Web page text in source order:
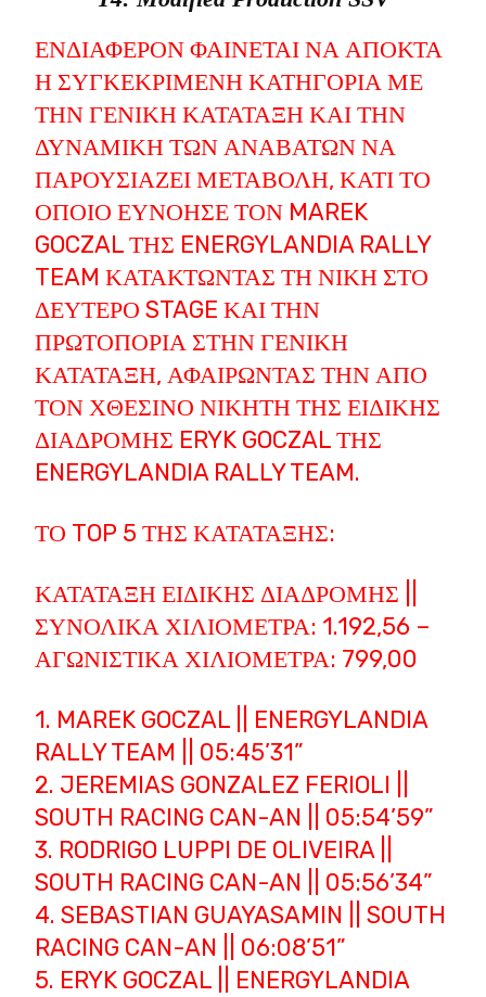
ΕΝΔΙΑΦΈΡΟΝ ΦΑΊΝΕΤΑΙ ΝΑ ΑΠΟΚΤΆ
Η ΣΥΓΚΕΚΡΙΜΈΝΗ ΚΑΤΗΓΟΡΊΑ ΜΕ
ΤΗΝ ΓΕΝΙΚΉ ΚΑΤΆΤΑΞΗ ΚΑΙ ΤΗΝ
ΔΥΝΑΜΙΚΉ ΤΩΝ ΑΝΑΒΑΤΏΝ ΝΑ
ΠΑΡΟΥΣΙΆΖΕΙ ΜΕΤΑΒΟΛΉ, ΚΆΤΙ ΤΟ
ΟΠΟΊΟ ΕΥΝΌΗΣΕ ΤΟΝ MAREK
GOCZAL ΤΗΣ ENERGYLANDIA RALLY
TEAM ΚΑΤΑΚΤΏΝΤΑΣ ΤΗ ΝΊΚΗ ΣΤΟ
ΔΕΎΤΕΡΟ STAGE ΚΑΙ ΤΗΝ
ΠΡΩΤΟΠΟΡΊΑ ΣΤΗΝ ΓΕΝΙΚΉ
ΚΑΤΆΤΑΞΗ, ΑΦΑΙΡΏΝΤΑΣ ΤΗΝ ΑΠΌ
ΤΟΝ ΧΘΕΣΙΝΌ ΝΙΚΗΤΉ ΤΗΣ ΕΙΔΙΚΉΣ
ΔΙΑΔΡΟΜΉΣ ERYK GOCZAL ΤΗΣ
ENERGYLANDIA RALLY TEAM.
ΤΟ TOP 5 ΤΗΣ ΚΑΤΆΤΑΞΗΣ:
ΚΑΤΆΤΑΞΗ ΕΙΔΙΚΉΣ ΔΙΑΔΡΟΜΉΣ ||
ΣΥΝΟΛΙΚΆ ΧΙΛΙΌΜΕΤΡΑ: 1.192,56 –
ΑΓΩΝΙΣΤΙΚΆ ΧΙΛΙΌΜΕΤΡΑ: 799,00
1. MAREK GOCZAL || ENERGYLANDIA
RALLY TEAM || 05:45’31”
2. JEREMIAS GONZALEZ FERIOLI ||
SOUTH RACING CAN-AN || 05:54’59”
3. RODRIGO LUPPI DE OLIVEIRA ||
SOUTH RACING CAN-AN || 05:56’34”
4. SEBASTIAN GUAYASAMIN || SOUTH
RACING CAN-AN || 06:08’51”
5. ERYK GOCZAL || ENERGYLANDIA